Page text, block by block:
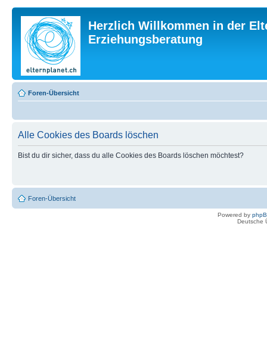
Herzlich Willkommen in der
Erziehungsberatung
Foren-Übersicht
Alle Cookies des Boards löschen
Bist du dir sicher, dass du alle Cookies des Boards löschen möchtest?
Foren-Übersicht
Powered by
Deutsche